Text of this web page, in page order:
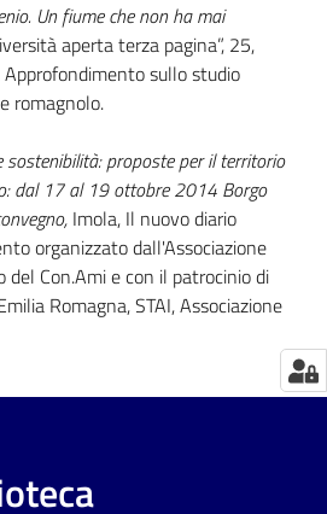
Un fiume che non ha mai
aperta terza pagina”, 25,
sullo studio
romagnolo.
sostenibilità: proposte per il territorio
dal 17 al 19 ottobre 2014 Borgo
Imola, Il nuovo diario
organizzato dall'Associazione
del Con.Ami e con il patrocinio di
Romagna, STAI, Associazione